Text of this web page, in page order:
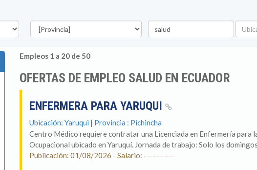
Provincia
Palabra
clave
Empleos 1 a 20 de 50
OFERTAS DE EMPLEO SALUD EN ECUADOR
ENFERMERA PARA YARUQUI
Ubicación: Yaruqui | Provincia : Pichincha
Centro Médico requiere contratar una Licenciada en Enfermería para
Ocupacional ubicado en Yaruquí. Jornada de trabajo: Solo los
Publicación: 01/08/2026 - Salario: ----------